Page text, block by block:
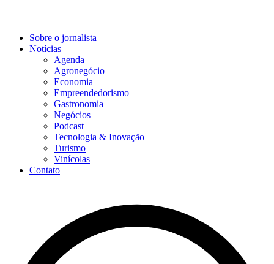
Sobre o jornalista
Notícias
Agenda
Agronegócio
Economia
Empreendedorismo
Gastronomia
Negócios
Podcast
Tecnologia & Inovação
Turismo
Vinícolas
Contato